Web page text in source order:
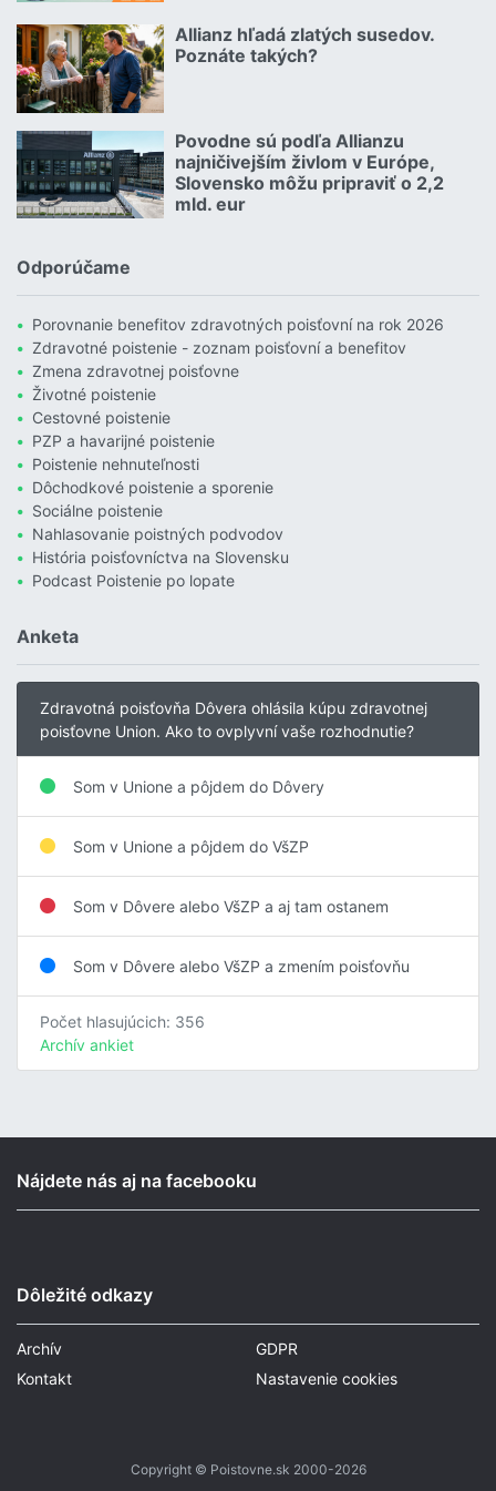
Allianz hľadá zlatých susedov.
Poznáte takých?
08.07.2026 |
Povodne sú podľa Allianzu
najničivejším živlom v Európe,
Slovensko môžu pripraviť o 2,2
mld. eur
23.07.2026 |
Odporúčame
Porovnanie benefitov zdravotných poisťovní na rok 2026
Zdravotné poistenie - zoznam poisťovní a benefitov
Zmena zdravotnej poisťovne
Životné poistenie
Cestovné poistenie
PZP a havarijné poistenie
Poistenie nehnuteľnosti
Dôchodkové poistenie a sporenie
Sociálne poistenie
Nahlasovanie poistných podvodov
História poisťovníctva na Slovensku
Podcast Poistenie po lopate
Anketa
Zdravotná poisťovňa Dôvera ohlásila kúpu zdravotnej
poisťovne Union. Ako to ovplyvní vaše rozhodnutie?
Som v Unione a pôjdem do Dôvery
Som v Unione a pôjdem do VšZP
Som v Dôvere alebo VšZP a aj tam ostanem
Som v Dôvere alebo VšZP a zmením poisťovňu
Počet hlasujúcich: 356
Archív ankiet
Nájdete nás aj na facebooku
Dôležité odkazy
Archív
Kontakt
GDPR
Nastavenie cookies
Copyright © Poistovne.sk 2000-2026